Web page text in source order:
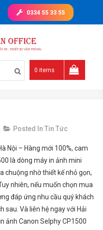
0334 55 33 55
0 items
Posted In Tin Tức
Nội – Hàng mới 100%, cam
là dòng máy in ảnh mini
chuộng nhờ thiết kế nhỏ gọn,
nhiên, nếu muốn chọn mua
đáp ứng nhu cầu quý khách
sau. Và liên hệ ngay với Hải
ảnh Canon Selphy CP1500